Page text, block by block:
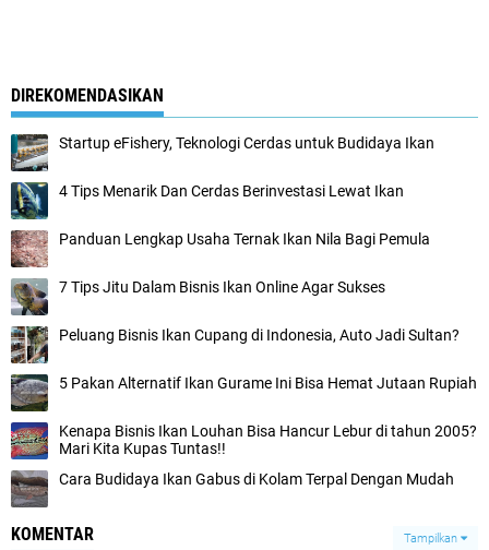
DIREKOMENDASIKAN
Startup eFishery, Teknologi Cerdas untuk Budidaya Ikan
4 Tips Menarik Dan Cerdas Berinvestasi Lewat Ikan
Panduan Lengkap Usaha Ternak Ikan Nila Bagi Pemula
7 Tips Jitu Dalam Bisnis Ikan Online Agar Sukses
Peluang Bisnis Ikan Cupang di Indonesia, Auto Jadi Sultan?
5 Pakan Alternatif Ikan Gurame Ini Bisa Hemat Jutaan Rupiah
Kenapa Bisnis Ikan Louhan Bisa Hancur Lebur di tahun 2005?
Mari Kita Kupas Tuntas!!
Cara Budidaya Ikan Gabus di Kolam Terpal Dengan Mudah
KOMENTAR Tampilkan